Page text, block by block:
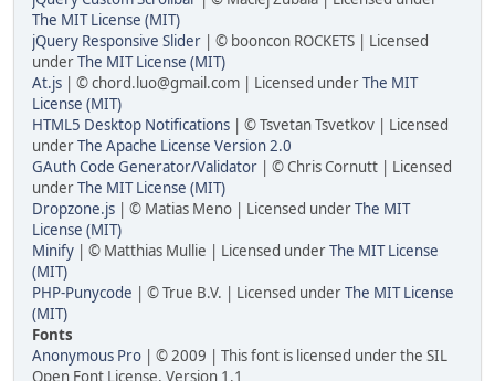
The MIT License (MIT)
jQuery Responsive Slider | © booncon ROCKETS | Licensed
underThe MIT License (MIT)
At.js | © chord.luo@gmail.com | Licensed underThe MIT
License (MIT)
HTML5 Desktop Notifications | © Tsvetan Tsvetkov | Licensed
underThe Apache License Version 2.0
GAuth Code Generator/Validator | © Chris Cornutt | Licensed
underThe MIT License (MIT)
Dropzone.js | © Matias Meno | Licensed underThe MIT
License (MIT)
Minify | © Matthias Mullie | Licensed underThe MIT License
(MIT)
PHP-Punycode | © True B.V. | Licensed underThe MIT License
(MIT)
Fonts
Anonymous Pro | © 2009 | This font is licensed under the SIL
Open Font License, Version 1.1